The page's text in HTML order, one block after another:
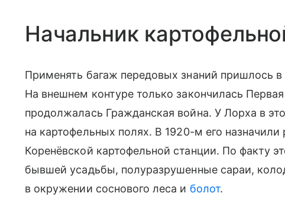
Начальник
Применять багаж передовых знаний пришлось в
На внешнем контуре только закончилась
продолжалась Гражданская война. У Лорха в
на картофельных полях. В 1920-м его
Коренёвской картофельной станции. По факту
бывшей усадьбы, полуразрушенные сараи,
в окружении соснового леса и болот.